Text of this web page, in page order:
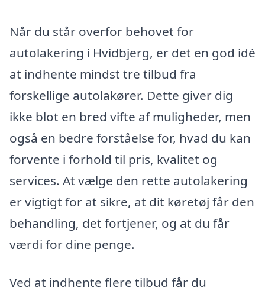
Når du står overfor behovet for
autolakering i Hvidbjerg, er det en god idé
at indhente mindst tre tilbud fra
forskellige autolakører. Dette giver dig
ikke blot en bred vifte af muligheder, men
også en bedre forståelse for, hvad du kan
forvente i forhold til pris, kvalitet og
services. At vælge den rette autolakering
er vigtigt for at sikre, at dit køretøj får den
behandling, det fortjener, og at du får
værdi for dine penge.
Ved at indhente flere tilbud får du